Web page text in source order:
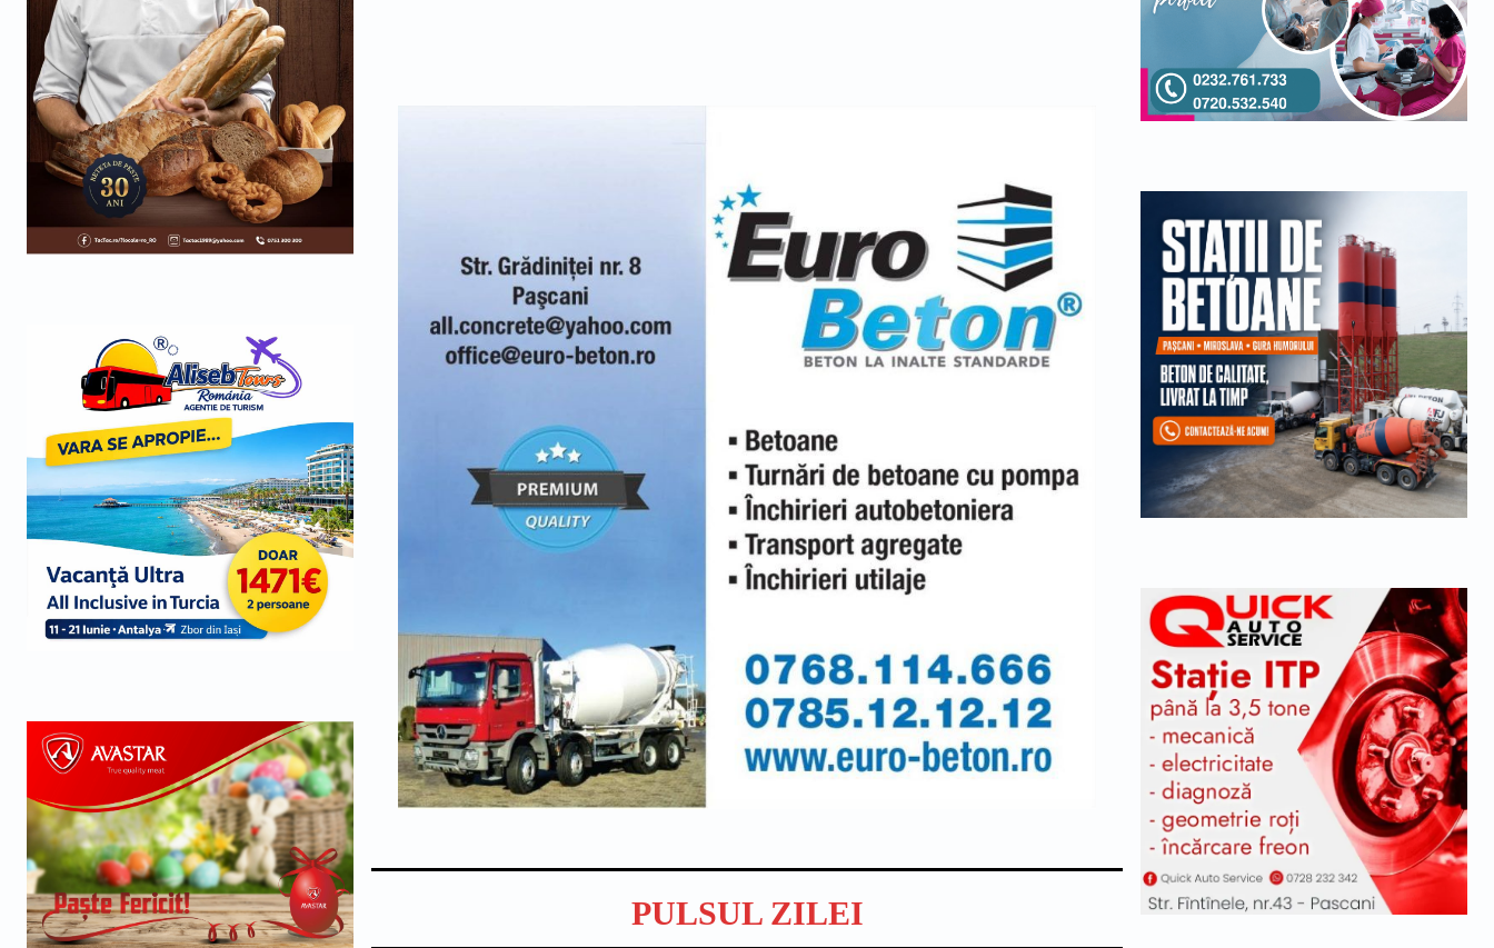
PULSUL ZILEI